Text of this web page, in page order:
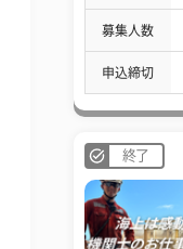
募集人数
申込締切
終了